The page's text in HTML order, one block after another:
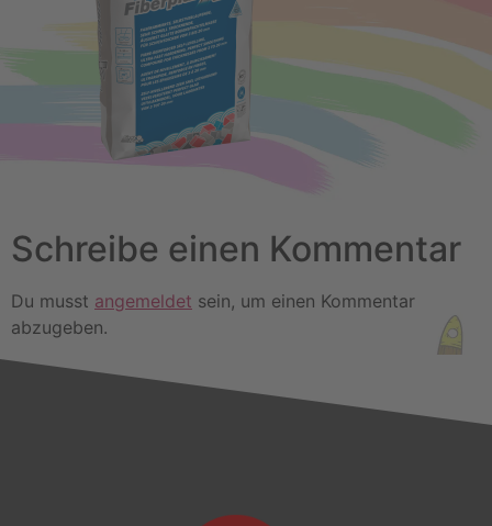
Schreibe einen Kommentar
Du musst angemeldet sein, um einen Kommentar
abzugeben.